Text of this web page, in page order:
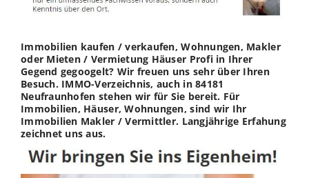
Immobilien kaufen / verkaufen, Wohnungen, Makler
oder Mieten / Vermietung Häuser Profi in Ihrer
Gegend gegoogelt? Wir freuen uns sehr über Ihren
Besuch. IMMO-Verzeichnis, auch in 84181
Neufraunhofen stehen wir für Sie bereit. Für
Immobilien, Häuser, Wohnungen, sind wir Ihr
Immobilien Makler / Vermittler. Langjährige Erfahung
zeichnet uns aus.